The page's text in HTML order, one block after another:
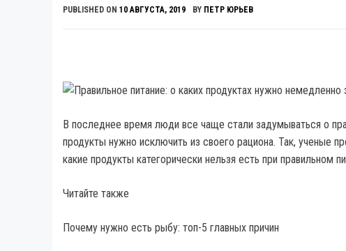
PUBLISHED ON 10 АВГУСТА, 2019 BY ПЕТР ЮРЬЕВ
В последнее время люди все чаще стали задумываться о
продукты нужно исключить из своего рациона. Так, ученые
какие продукты категорически нельзя есть при правильном
Читайте также
Почему нужно есть рыбу: топ-5 главных причин